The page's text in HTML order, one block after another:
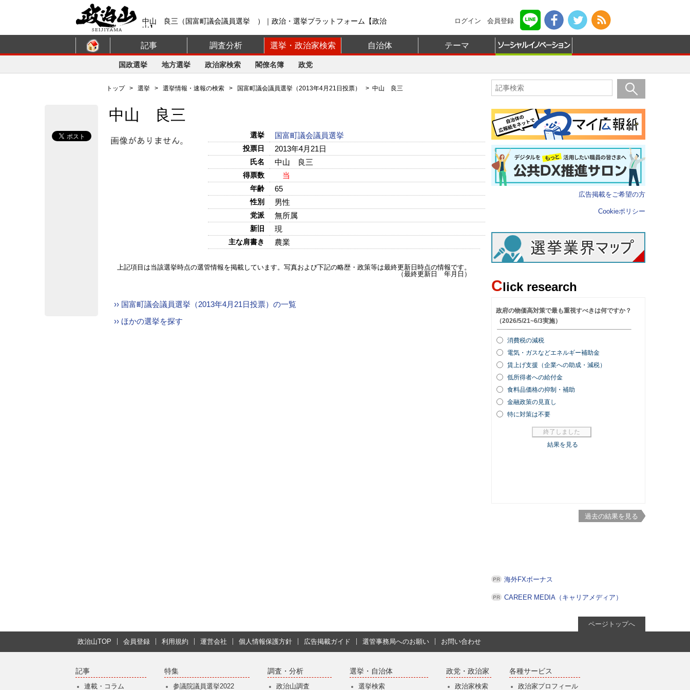
中山 良三（国富町議会議員選挙 ）｜政治・選挙プラットフォーム【政治
山】
ログイン 会員登録
記事 調査分析 選挙・政治家検索 自治体 テーマ
国政選挙 地方選挙 政治家検索 閣僚名簿 政党
トップ> 選挙 > 選挙情報・速報の検索 > 国富町議会議員選挙（2013年4月21日投票） > 中山 良三
中山 良三
選挙 国富町議会議員選挙
投票日 2013年4月21日
氏名 中山 良三
得票数 当
年齢 65
性別 男性
党派 無所属
新旧 現
主な肩書き 農業
上記項目は当該選挙時点の選管情報を掲載しています。写真および下記の略歴・政策等は最終更新日時点の情報です。
（最終更新日 年月日）
›› 国富町議会議員選挙（2013年4月21日投票）の一覧
›› ほかの選挙を探す
広告掲載をご希望の方
Cookieポリシー
Click research
過去の結果を見る
海外FXボーナス
CAREER MEDIA（キャリアメディア）
ページトップへ
政治山TOP 会員登録 利用規約 運営会社 個人情報保護方針 広告掲載ガイド 選管事務局へのお願い お問い合わせ
記事
連載・コラム
特集
参議院議員選挙2022
調査・分析
政治山調査
選挙・自治体
選挙検索
政党・政治家
政治家検索
各種サービス
政治家プロフィール